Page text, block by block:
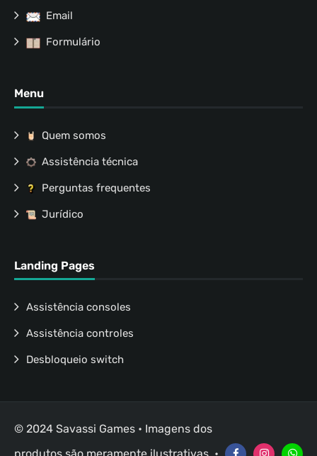
Email
Formulário
Menu
Quem somos
Assistência técnica
Perguntas frequentes
Jurídico
Landing Pages
Assistência consoles
Assistência controles
Desbloqueio switch
© 2024 Savassi Games • Imagens dos